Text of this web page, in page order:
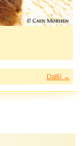
Další →